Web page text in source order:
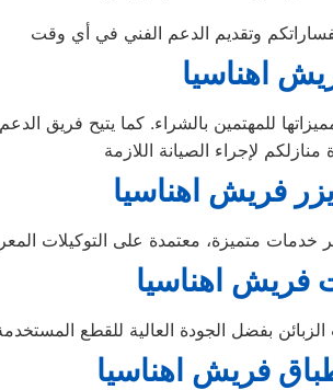
اهناسيا
فريش اهناسيا
فريش اهناسيا
فريش اهناسيا